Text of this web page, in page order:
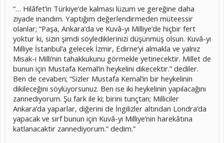
“… Hilâfet’in Türkiye’de kalması lüzum ve gereğine daha
ziyade inandım. Yaptığım değerlendirmeden müteessir
olanlar; “Paşa, Ankara’da ve Kuvâ-yı Milliye’de hiçbir fert
yoktur ki, sizin şimdi söylediklerinizi düşünmüş olsun. Kuvâ-yı
Milliye İstanbul’a gelecek İzmir, Edirne’yi almakla ve yalnız
Misak-ı Milli’nin tahakkukunu görmekle yetinecektir. Millet de
bunun için Mustafa Kemal’in heykelini dikecektir.” dediler.
Ben de cevaben; “Sizler Mustafa Kemal’in bir heykelinin
dikileceğini söylüyorsunuz. Ben ise iki heykelinin yapılacağını
zannediyorum. Şu fark ile ki; birini tunçtan; Milliciler
Ankara’da yaparlar, diğerini de İngilizler altından Londra’da
yapacak ve sırf bunun için Kuvâ-yı Milliye’nin harekâtına
katlanacaktır zannediyorum.” dedim.”